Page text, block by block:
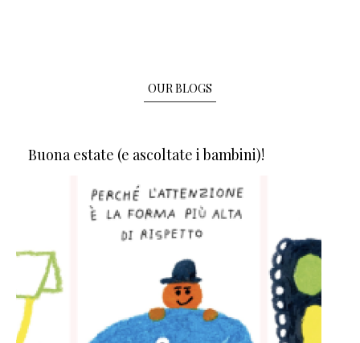
OUR BLOGS
Buona estate (e ascoltate i bambini)!